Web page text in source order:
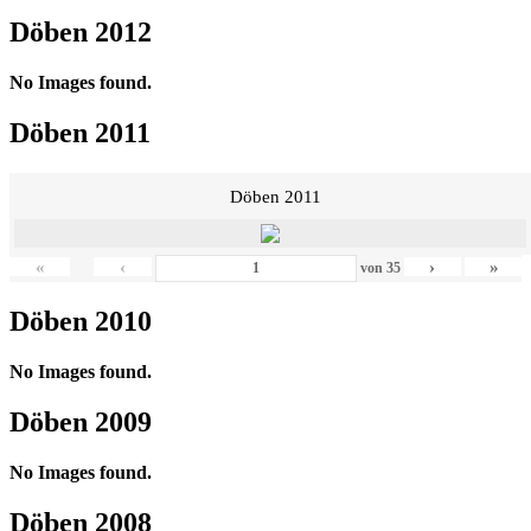
Döben 2012
No Images found.
Döben 2011
Döben 2011
« ‹ von 35 › »
Döben 2010
No Images found.
Döben 2009
No Images found.
Döben 2008